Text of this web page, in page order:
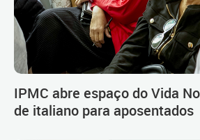
IPMC abre espaço do Vida
de italiano para aposentados